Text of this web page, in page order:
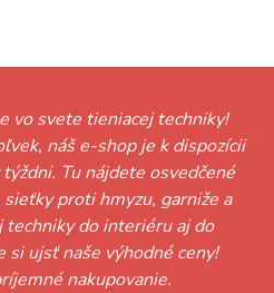
vo svete tieniacej techniky!
náš e-shop je k dispozícii
Tu nájdete osvedčené
proti hmyzu, garniže a
do interiéru aj do
ujsť naše výhodné ceny!
nakupovanie.